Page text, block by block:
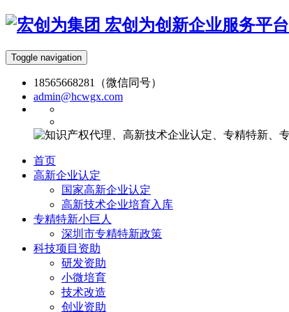
宏创为创新企业服务平台
Toggle navigation
18565668281（微信同号）
admin@hcwgx.com
首页
高新企业认定
国家高新企业认定
高新技术企业培育入库
专精特新小巨人
深圳市专精特新政策
科技项目资助
研发资助
小微培育
技术改造
创业资助